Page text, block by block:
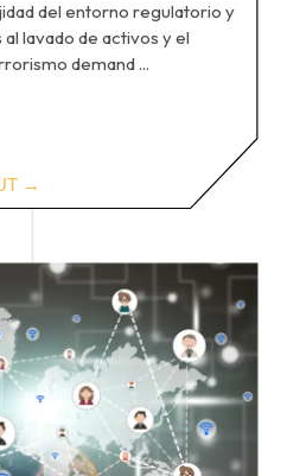
del entorno regulatorio y
lavado de activos y el
demand ...